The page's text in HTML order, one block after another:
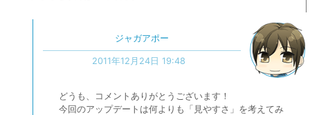
ジャガアポー
2011年12月24日 19:48
どうも、コメントありがとうございます！
今回のアップデートは何よりも「見やすさ」を考えてみ